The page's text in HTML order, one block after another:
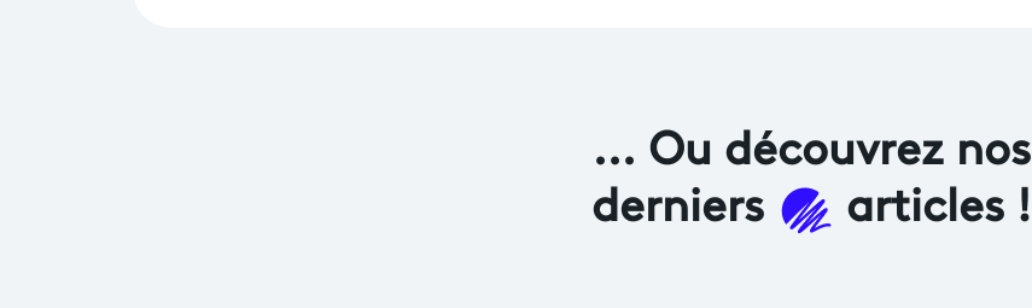
... Ou découvreznos
derniers
articles !